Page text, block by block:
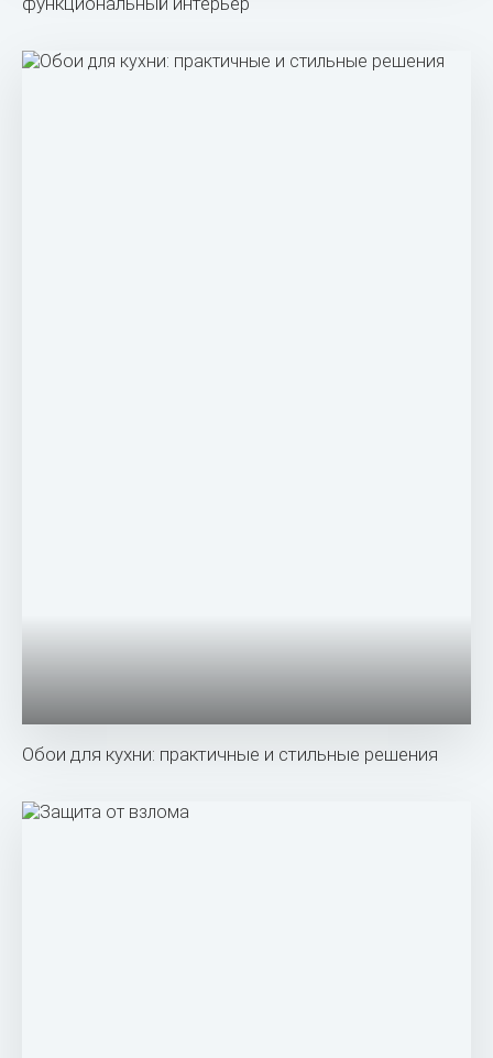
Обои для кухни: практичные и стильные решения